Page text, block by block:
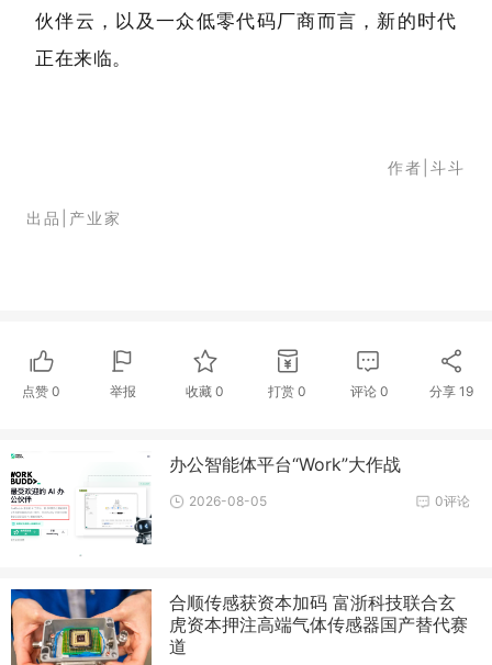
伙伴云，以及一众低零代码厂商而言，新的时代
正在来临。
作者|斗斗
出品|产业家
点赞 0 举报 收藏0 打赏 0 评论 0 分享 19
办公智能体平台“Work”大作战
0评论
2026-08-05
合顺传感获资本加码 富浙科技联合玄
虎资本押注高端气体传感器国产替代赛
道